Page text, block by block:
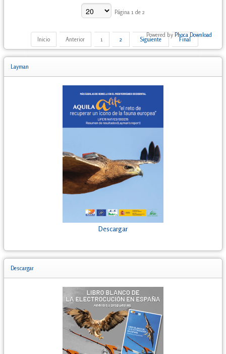
Página 1 de 2
Inicio Anterior 1 2 Siguiente Final
Powered by Phoca Download
Layman
Descargar
Descargar